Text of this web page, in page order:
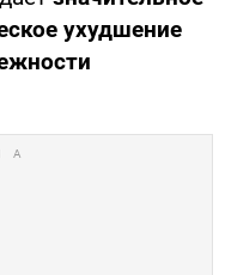
ухудшение